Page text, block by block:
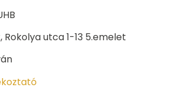
Rokolya utca 1-13 5.emelet